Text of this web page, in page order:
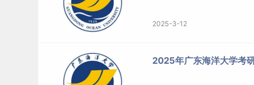
（2）报考前所学专业为法学专业（获得法学第二学士学位
3.报名参加公共管理专业学位硕士研究生招生考试的人员，
（1）符合（一）中第1、2、3各项的要求。
（2）大学本科毕业后有3年以上工作
2025-3-12
2025年广东海洋大学考